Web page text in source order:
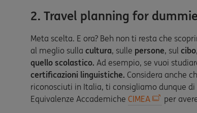
2. Travel planning for
Meta scelta. E ora? Beh non ti resta che
al meglio sulla cultura, sulle persone, sul cibo
quello scolastico. Ad esempio, se vuoi
certificazioni linguistiche. Considera anche
riconosciuti in Italia, ti consigliamo dunque
Equivalenze Accademiche CIMEA per